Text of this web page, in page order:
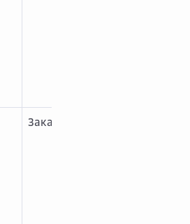
Заказчик